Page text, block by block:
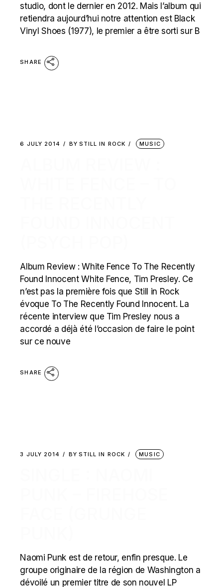
studio, dont le dernier en 2012. Mais l’album qui
retiendra aujourd’hui notre attention est Black
Vinyl Shoes (1977), le premier a être sorti sur B
SHARE
6 JULY 2014 BY STILL IN ROCK MUSIC
Album Review : White Fence To The Recently
Found Innocent White Fence, Tim Presley. Ce
n’est pas la première fois que Still in Rock
évoque To The Recently Found Innocent. La
récente interview que Tim Presley nous a
accordé a déjà été l’occasion de faire le point
sur ce nouve
SHARE
3 JULY 2014 BY STILL IN ROCK MUSIC
Naomi Punk est de retour, enfin presque. Le
groupe originaire de la région de Washington a
dévoilé un premier titre de son nouvel LP